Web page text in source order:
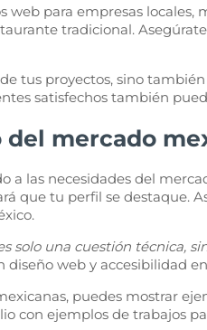
web para empresas
tradicional.
tus proyectos, sino
satisfechos también
mercado
a las necesidades del
que tu perfil se destaque.
solo una cuestión
diseño web y accesibilidad
puedes mostrar
con ejemplos de trabajos